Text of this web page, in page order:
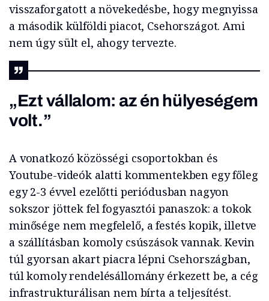
visszaforgatott a növekedésbe, hogy megnyissa
a második külföldi piacot, Csehországot. Ami
nem úgy sült el, ahogy tervezte.
„Ezt vállalom: az én hülyeségem
volt.”
A vonatkozó közösségi csoportokban és
Youtube-videók alatti kommentekben egy főleg
egy 2-3 évvel ezelőtti periódusban nagyon
sokszor jöttek fel fogyasztói panaszok: a tokok
minősége nem megfelelő, a festés kopik, illetve
a szállításban komoly csúszások vannak. Kevin
túl gyorsan akart piacra lépni Csehországban,
túl komoly rendelésállomány érkezett be, a cég
infrastrukturálisan nem bírta a teljesítést.